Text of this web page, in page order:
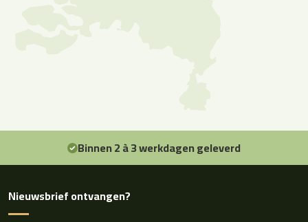
Binnen 2 à 3 werkdagen geleverd
Nieuwsbrief ontvangen?